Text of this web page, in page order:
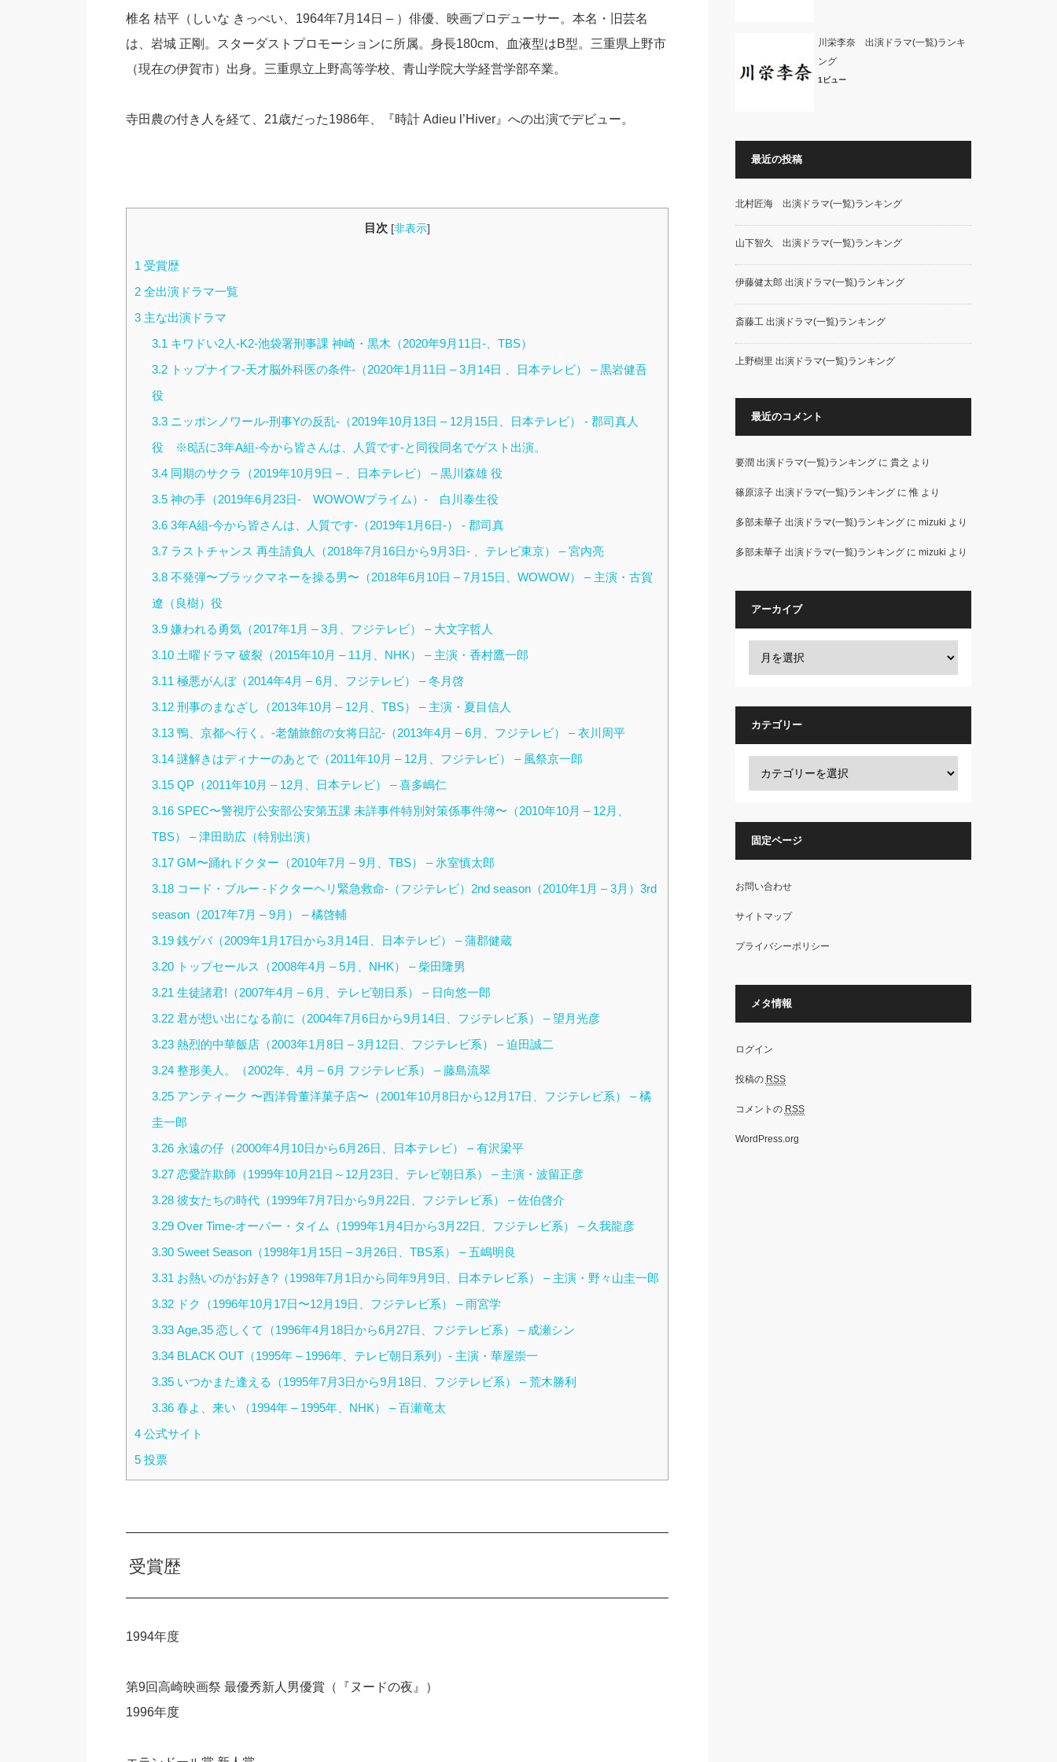
椎名 桔平（しいな きっぺい、1964年7月14日 – ）俳優、映画プロデューサー。本名・旧芸名
は、岩城 正剛。スターダストプロモーションに所属。身長180cm、血液型はB型。三重県上野市
（現在の伊賀市）出身。三重県立上野高等学校、青山学院大学経営学部卒業。
寺田農の付き人を経て、21歳だった1986年、『時計 Adieu l’Hiver』への出演でデビュー。
目次 [非表示]
1 受賞歴
2全出演ドラマ一覧
3主な出演ドラマ
3.1 キワドい2人-K2-池袋署刑事課 神崎・黒木（2020年9月11日-、TBS）
3.2 トップナイフ-天才脳外科医の条件-（2020年1月11日 – 3月14日 、日本テレビ） – 黒岩健吾
役
3.3 ニッポンノワール-刑事Yの反乱-（2019年10月13日 – 12月15日、日本テレビ） ‐ 郡司真人
役 ※8話に3年A組-今から皆さんは、人質です-と同役同名でゲスト出演。
3.4 同期のサクラ（2019年10月9日 – 、日本テレビ） – 黒川森雄 役
3.5 神の手（2019年6月23日- WOWOWプライム）- 白川泰生役
3.6 3年A組-今から皆さんは、人質です-（2019年1月6日-） ‐ 郡司真
3.7 ラストチャンス 再生請負人（2018年7月16日から9月3日- 、テレビ東京） – 宮内亮
3.8 不発弾〜ブラックマネーを操る男〜（2018年6月10日 – 7月15日、WOWOW） – 主演・古賀
遼（良樹）役
3.9 嫌われる勇気（2017年1月 – 3月、フジテレビ） – 大文字哲人
3.10 土曜ドラマ 破裂（2015年10月 – 11月、NHK） – 主演・香村鷹一郎
3.11 極悪がんぼ（2014年4月 – 6月、フジテレビ） – 冬月啓
3.12 刑事のまなざし（2013年10月 – 12月、TBS） – 主演・夏目信人
3.13 鴨、京都へ行く。-老舗旅館の女将日記-（2013年4月 – 6月、フジテレビ） – 衣川周平
3.14 謎解きはディナーのあとで（2011年10月 – 12月、フジテレビ） – 風祭京一郎
3.15 QP（2011年10月 – 12月、日本テレビ） – 喜多嶋仁
3.16 SPEC〜警視庁公安部公安第五課 未詳事件特別対策係事件簿〜（2010年10月 – 12月、
TBS） – 津田助広（特別出演）
3.17 GM〜踊れドクター（2010年7月 – 9月、TBS） – 氷室慎太郎
3.18 コード・ブルー -ドクターヘリ緊急救命-（フジテレビ）2nd season（2010年1月 – 3月）3rd
season（2017年7月 – 9月） – 橘啓輔
3.19 銭ゲバ（2009年1月17日から3月14日、日本テレビ） – 蒲郡健蔵
3.20 トップセールス（2008年4月 – 5月、NHK） – 柴田隆男
3.21 生徒諸君!（2007年4月 – 6月、テレビ朝日系） – 日向悠一郎
3.22 君が想い出になる前に（2004年7月6日から9月14日、フジテレビ系） – 望月光彦
3.23 熱烈的中華飯店（2003年1月8日 – 3月12日、フジテレビ系） – 迫田誠二
3.24 整形美人。（2002年、4月 – 6月 フジテレビ系） – 藤島流翠
3.25 アンティーク 〜西洋骨董洋菓子店〜（2001年10月8日から12月17日、フジテレビ系） – 橘
圭一郎
3.26 永遠の仔（2000年4月10日から6月26日、日本テレビ） – 有沢梁平
3.27 恋愛詐欺師（1999年10月21日～12月23日、テレビ朝日系） – 主演・波留正彦
3.28 彼女たちの時代（1999年7月7日から9月22日、フジテレビ系） – 佐伯啓介
3.29 Over Time-オーバー・タイム（1999年1月4日から3月22日、フジテレビ系） – 久我龍彦
3.30 Sweet Season（1998年1月15日 – 3月26日、TBS系） – 五嶋明良
3.31 お熱いのがお好き?（1998年7月1日から同年9月9日、日本テレビ系） – 主演・野々山圭一郎
3.32 ドク（1996年10月17日〜12月19日、フジテレビ系） – 雨宮学
3.33 Age,35 恋しくて（1996年4月18日から6月27日、フジテレビ系） – 成瀬シン
3.34 BLACK OUT（1995年 – 1996年、テレビ朝日系列）- 主演・華屋崇一
3.35 いつかまた逢える（1995年7月3日から9月18日、フジテレビ系） – 荒木勝利
3.36 春よ、来い （1994年 – 1995年、NHK） – 百瀬竜太
4公式サイト
5投票
受賞歴
1994年度
第9回高崎映画祭 最優秀新人男優賞（『ヌードの夜』）
1996年度
川栄李奈 出演ドラマ(一覧)ランキ
ング
1ビュー
最近の投稿
北村匠海 出演ドラマ(一覧)ランキング
山下智久 出演ドラマ(一覧)ランキング
伊藤健太郎 出演ドラマ(一覧)ランキング
斎藤工 出演ドラマ(一覧)ランキング
上野樹里 出演ドラマ(一覧)ランキング
最近のコメント
要潤 出演ドラマ(一覧)ランキングに 貴之 より
篠原涼子 出演ドラマ(一覧)ランキングに惟より
多部未華子 出演ドラマ(一覧)ランキングに mizuki より
多部未華子 出演ドラマ(一覧)ランキングに mizuki より
アーカイブ
カテゴリー
固定ページ
お問い合わせ
サイトマップ
プライバシーポリシー
メタ情報
ログイン
投稿の RSS
コメントの RSS
WordPress.org